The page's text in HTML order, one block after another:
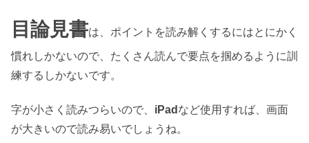
目論見書は、ポイントを読み解くするにはとにかく
慣れしかないので、たくさん読んで要点を掴めるように訓
練するしかないです。
字が小さく読みつらいので、 iPad など使用すれば、画面
が大きいので読み易いでしょうね。